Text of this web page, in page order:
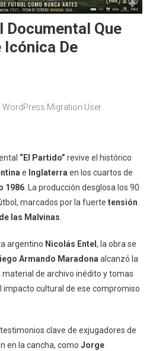
Documental Que
Icónica De
WordPress Migration User
“El Partido” revive el histórico
e Inglaterraen los cuartos de
1986. La producción desglosa los 90
marcados por la fuerte tensión
las Malvinas.
argentino Nicolás Entel , la obra se
Armando Maradonaalcanzó la
de archivo inédito y tomas
cultural de ese compromiso
clave de exjugadores de
en la cancha, como Jorge